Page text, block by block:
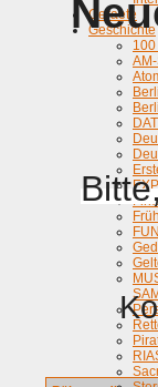
Geraete
Geschichte